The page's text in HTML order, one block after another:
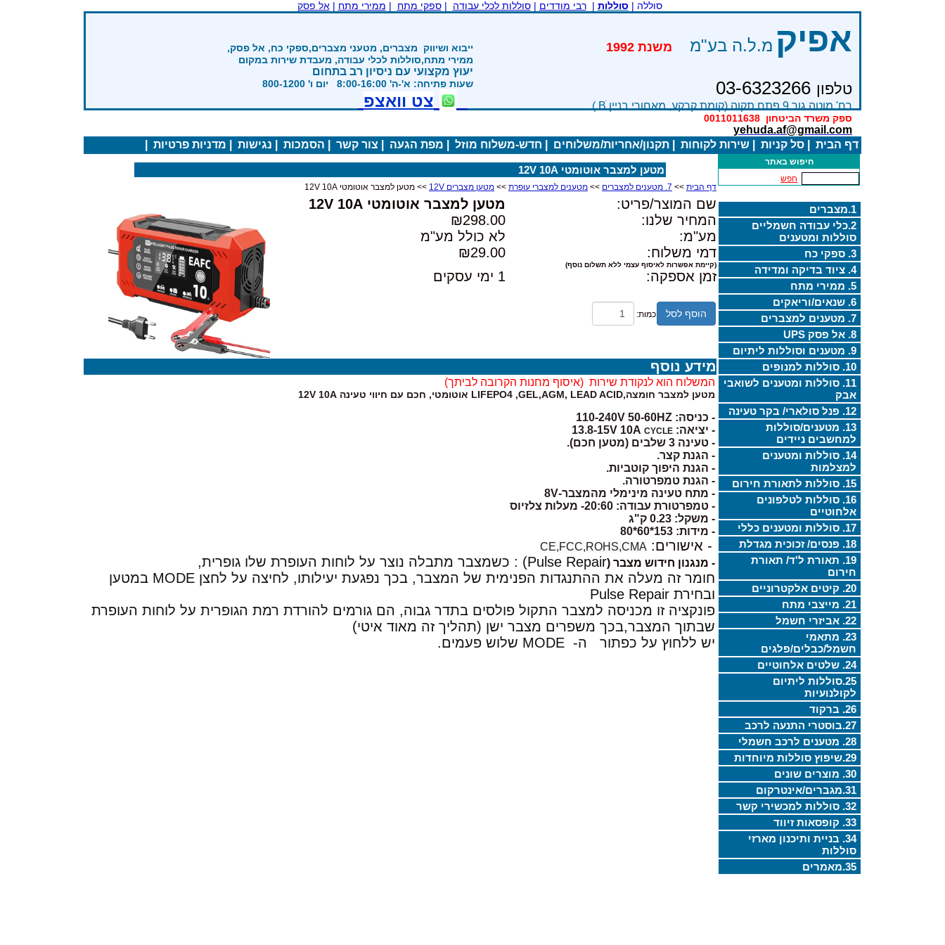
סוללה | סוללות |רבי מודדים |סוללות לכלי עבודה |ספקי מתח | ממירי מתח |אל פסק
אפיק מ.ל.ה בע"מ
טלפון 03-6323266
רח' מוטה גור 9 פתח תקוה (קומת קרקע, מאחורי בניין Bׂ )
ספק משרד הביטחון 0011011638
yehuda.af@gmail.com
ייבוא ושיווק מצברים, מטעני מצברים,ספקי כח, אל פסק,
ממירי מתח,סוללות לכלי עבודה, מעבדת שירות במקום
יעוץ מקצועי עם ניסיון רב בתחום
שעות פתיחה: א'-ה' 8:00-16:00 יום ו' 800-1200
צט וואצפ
דף הבית סל קניות שירות לקוחות תקנון/אחריות/משלוחים חדש-משלוח מוזל מפת הגעה צור קשר הסמכות נגישות מדניות פרטיות
חיפוש באתר
חפש
1.מצברים
2.כלי עבודה חשמליים
סוללות ומטענים
3. ספקי כח
4. ציוד בדיקה ומדידה
5. ממירי מתח
6. שנאים/וריאקים
7. מטענים למצברים
8. אל פסק UPS
9. מטענים וסוללות ליתיום
10. סוללות למנופים
11. סוללות ומטענים לשואבי
אבק
12. פנל סולארי/ בקר טעינה
13. מטענים/סוללות
למחשבים ניידים
14. סוללות ומטענים
למצלמות
15. סוללות לתאורת חירום
16. סוללות לטלפונים
אלחוטיים
17. סוללות ומטענים כללי
18. פנסים/ זכוכית מגדלת
19. תאורת ל'ד/ תאורת
חירום
20. קיטים אלקטרוניים
21. מייצבי מתח
22. אביזרי חשמל
23. מתאמי
חשמל/כבלים/פלגים
24. שלטים אלחוטיים
25.סוללות ליתיום
לקולנועיות
26. ברקוד
27.בוסטרי התנעה לרכב
28. מטענים לרכב חשמלי
29.שיפוץ סוללות מיוחדות
30. מוצרים שונים
31.מגברים/אינטרקום
32. סוללות למכשירי קשר
33. קופסאות זיווד
34. בניית ותיכנון מארזי
סוללות
35.מאמרים
מטען למצבר אוטומטי 12V 10A
דף הבית >> 7. מטענים למצברים >> מטענים למצברי עופרת >> מטען מצברים 12V >> מטען למצבר אוטומטי 12V 10A
שם המוצר/פריט:
מטען למצבר אוטומטי 12V 10A
המחיר שלנו:
₪298.00
מע"מ:
לא כולל מע"מ
דמי משלוח:
₪29.00
(קיימת אפשרות לאיסוף עצמי ללא תשלום נוסף)
זמן אספקה: 1 ימי עסקים
הוסף לסל כמות:
מידע נוסף
המשלוח הוא לנקודת שירות (איסוף מחנות הקרובה לביתך)
מטען למצבר חומצה,LIFEPO4 ,GEL,AGM, LEAD ACID אוטומטי, חכם עם חיווי טעינה 12V 10A
- כניסה: 110-240V 50-60HZ
- יציאה: 13.8-15V 10A CYCLE
- טעינה 3 שלבים (מטען חכם).
- הגנת קצר.
- הגנת היפוך קוטביות.
- הגנת טמפרטורה.
- מתח טעינה מינימלי מהמצבר-8V
- טמפרטורת עבודה: 20:60- מעלות צלזיוס
- משקל: 0.23 ק"ג
- מידות: 153*60*80
- אישורים: CE,FCC,ROHS,CMA
- מנגנון חידוש מצבר (Pulse Repair) : כשמצבר מתבלה נוצר על לוחות העופרת שלו גופרית,
חומר זה מעלה את ההתנגדות הפנימית של המצבר, בכך נפגעת יעילותו, לחיצה על לחצן MODE במטען
ובחירת Pulse Repair
פונקציה זו מכניסה למצבר התקול פולסים בתדר גבוה, הם גורמים להורדת רמת הגופרית על לוחות העופרת
שבתוך המצבר,בכך משפרים מצבר ישן (תהליך זה מאוד איטי)
יש ללחוץ על כפתור ה- MODE שלוש פעמים.